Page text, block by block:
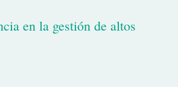
en la gestión de altos